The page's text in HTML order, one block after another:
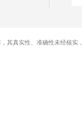
其真实性、准确性未经核